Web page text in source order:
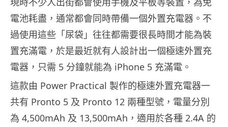
電池耗盡，通常都會同時帶備一個外置充電器。不
過使用這些「尿袋」往往都需要很長時間才能為裝
置充滿電，於是最近就有人設計出一個極速外置充
電器，只需 5 分鐘就能為 iPhone 5 充滿電。
這款由 Power Practical 製作的極速外置充電器一
共有 Pronto 5 及 Pronto 12 兩種型號，電量分別
為 4,500mAh 及 13,500mAh，適用於各種 2.4A 的